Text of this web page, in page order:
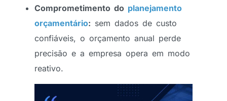
Comprometimento do planejamento
orçamentário: sem dados de custo
confiáveis, o orçamento anual perde
precisão e a empresa opera em modo
reativo.